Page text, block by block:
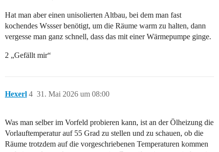
Hat man aber einen unisolierten Altbau, bei dem man fast
kochendes Wssser benötigt, um die Räume warm zu halten, dann
vergesse man ganz schnell, dass das mit einer Wärmepumpe ginge.
2 „Gefällt mir“
Hexerl 31. Mai 2026 um 08:00
4
Was man selber im Vorfeld probieren kann, ist an der Ölheizung die
Vorlauftemperatur auf 55 Grad zu stellen und zu schauen, ob die
Räume trotzdem auf die vorgeschriebenen Temperaturen kommen